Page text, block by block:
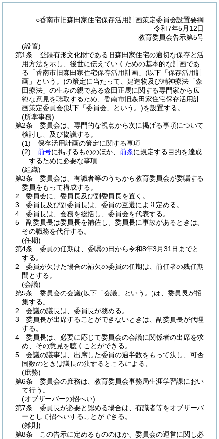
○香南市旧森田家住宅保存活用計画策定委員会設置要綱
令和7年5月12日
教育委員会告示第5号
(設置)
第1条
登録有形文化財である旧森田家住宅の適切な保存と活
用方法を示し、後世に伝えていくための基本的な計画であ
る「香南市旧森田家住宅保存活用計画」 (以下「保存活用計
画」という。)の策定に当たって、建造物及び精神療法「森
田療法」の生みの親である森田正馬に関する専門家から広
範な意見を聴取するため、香南市旧森田家住宅保存活用計
画策定委員会(以下「委員会」という。)を設置する。
(所掌事務)
第2条
委員会は、専門的な視点から次に掲げる事項について
検討し、及び協議する。
(1)
保存活用計画の策定に関する事項
(2)
前号に掲げるもののほか、 前条に規定する目的を達成
するために必要な事項
(組織)
第3条
委員会は、有識者等のうちから教育委員会が委嘱する
委員をもって構成する。
2
委員会に、委員長及び副委員長を置く。
3
委員長及び副委員長は、委員の互選により定める。
4
委員長は、会務を総括し、委員会を代表する。
5
副委員長は委員長を補佐し、委員長に事故があるときは、
その職務を代行する。
(任期)
第4条
委員の任期は、委嘱の日から令和8年3月31日までと
する。
2
委員が欠けた場合の補欠の委員の任期は、前任者の残任期
間とする。
(会議)
第5条
委員会の会議(以下「会議」という。)は、委員長が招
集する。
2
会議の議長は、委員長が務める。
3
委員長が出席することができないときは、副委員長が代理
する。
4
委員長は、必要に応じて委員会の会議に関係者の出席を求
め、その意見を聴くことができる。
5
会議の議事は、出席した委員の過半数をもって決し、可否
同数のときは議長の決するところによる。
(庶務)
第6条
委員会の庶務は、教育委員会事務局生涯学習課におい
て行う。
(オブザーバーの招へい)
第7条
委員長が必要と認める場合は、有識者等をオブザーバ
ーとして招へいすることができる。
(雑則)
第8条
この告示に定めるもののほか、委員会の運営に関し必